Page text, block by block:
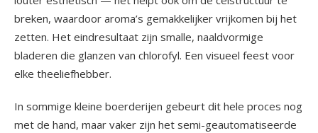
breken, waardoor aroma’s gemakkelijker vrijkomen bij het
zetten. Het eindresultaat zijn smalle, naaldvormige
bladeren die glanzen van chlorofyl. Een visueel feest voor
elke theeliefhebber.
In sommige kleine boerderijen gebeurt dit hele proces nog
met de hand, maar vaker zijn het semi-geautomatiseerde